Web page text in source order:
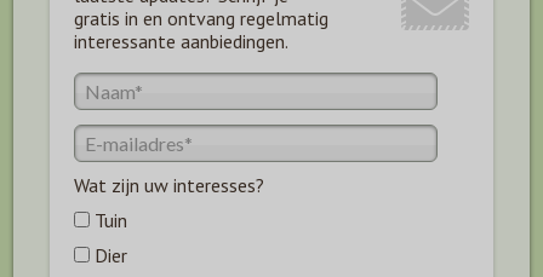
gratis in en ontvang regelmatig
interessante aanbiedingen.
Wat zijn uw interesses?
Tuin
Dier